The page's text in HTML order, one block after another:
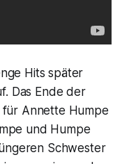
Hits später
Das Ende der
für Annette Humpe
und Humpe
Schwester